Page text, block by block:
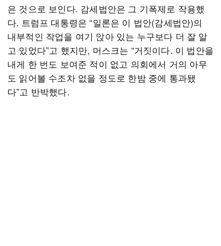
은 것으로 보인다. 감세법안은 그 기폭제로 작용했
다. 트럼프 대통령은 “일론은 이 법안(감세법안)의
내부적인 작업을 여기 앉아 있는 누구보다 더 잘 알
고 있었다”고 했지만, 머스크는 “거짓이다. 이 법안을
내게 한 번도 보여준 적이 없고 의회에서 거의 아무
도 읽어볼 수조차 없을 정도로 한밤 중에 통과됐
다”고 반박했다.